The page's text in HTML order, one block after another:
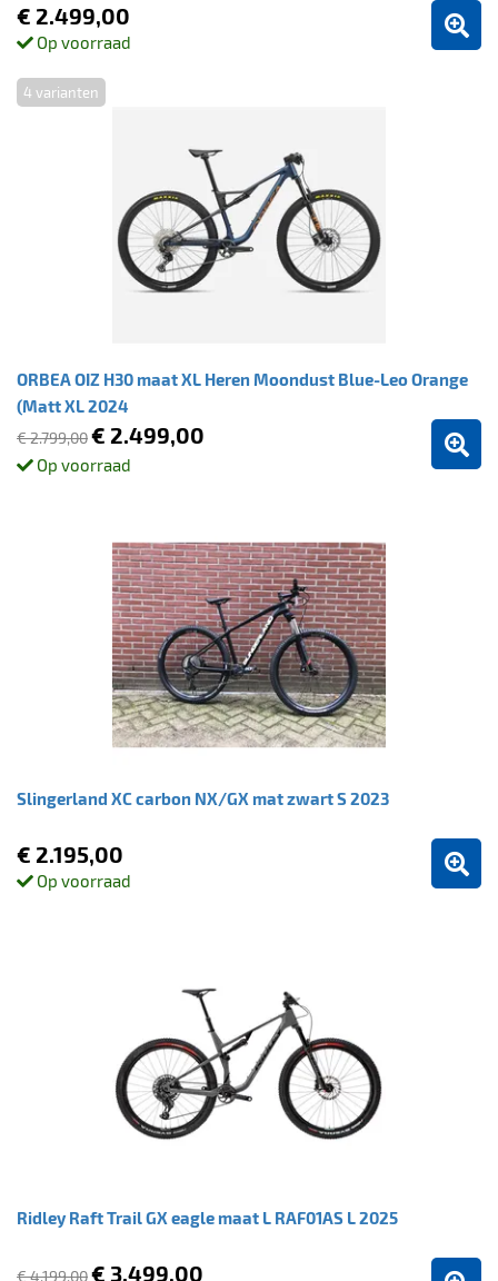
€ 2.499,00
Op voorraad
ORBEA OIZ H30 maat XL Heren Moondust Blue-Leo Orange
(Matt XL 2024
4 varianten
€ 2.799,00€ 2.499,00
Op voorraad
Slingerland XC carbon NX/GX mat zwart S 2023
€ 2.195,00
Op voorraad
Ridley Raft Trail GX eagle maat L RAF01AS L 2025
€ 4.199,00€ 3.499,00